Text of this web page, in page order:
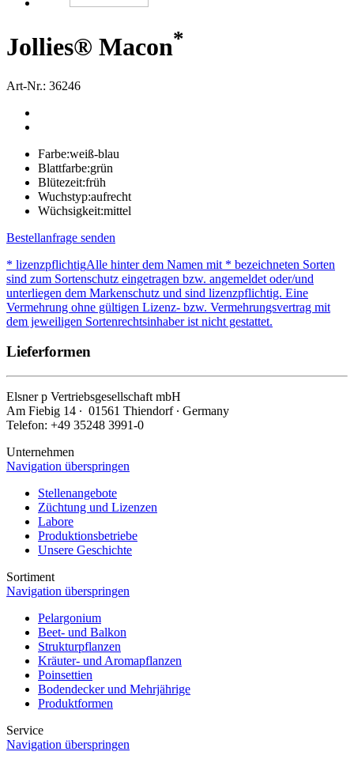
Jollies® Macon*
Art-Nr.: 36246
Farbe:weiß-blau
Blattfarbe:grün
Blütezeit:früh
Wuchstyp:aufrecht
Wüchsigkeit:mittel
Bestellanfrage senden
* lizenzpflichtigAlle hinter dem Namen mit * bezeichneten Sorten
sind zum Sortenschutz eingetragen bzw. angemeldet oder/und
unterliegen dem Markenschutz und sind lizenzpflichtig. Eine
Vermehrung ohne gültigen Lizenz- bzw. Vermehrungsvertrag mit
dem jeweiligen Sortenrechtsinhaber ist nicht gestattet.
Lieferformen
Elsnerp Vertriebsgesellschaft mbH
Am Fiebig 14 ∙ 01561 Thiendorf ∙ Germany
Telefon: +49 35248 3991-0
Unternehmen
Navigation überspringen
Stellenangebote
Züchtung und Lizenzen
Labore
Produktionsbetriebe
Unsere Geschichte
Sortiment
Navigation überspringen
Pelargonium
Beet- und Balkon
Strukturpflanzen
Kräuter- und Aromapflanzen
Poinsettien
Bodendecker und Mehrjährige
Produktformen
Service
Navigation überspringen